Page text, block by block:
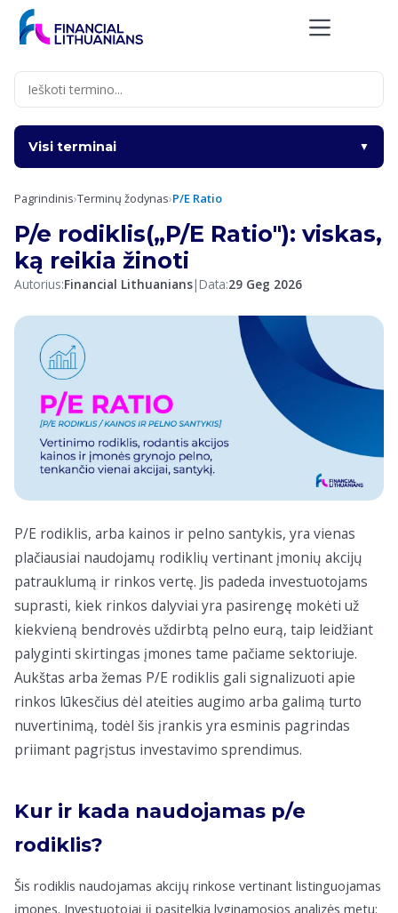
content
Visi terminai ▼
Pagrindinis›Terminų žodynas›P/E Ratio
P/e rodiklis(„P/E Ratio"): viskas,
ką reikia žinoti
Autorius:Financial Lithuanians| Data:29 Geg 2026
P/E rodiklis, arba kainos ir pelno santykis, yra vienas
plačiausiai naudojamų rodiklių vertinant įmonių akcijų
patrauklumą ir rinkos vertę. Jis padeda investuotojams
suprasti, kiek rinkos dalyviai yra pasirengę mokėti už
kiekvieną bendrovės uždirbtą pelno eurą, taip leidžiant
palyginti skirtingas įmones tame pačiame sektoriuje.
Aukštas arba žemas P/E rodiklis gali signalizuoti apie
rinkos lūkesčius dėl ateities augimo arba galimą turto
nuvertinimą, todėl šis įrankis yra esminis pagrindas
priimant pagrįstus investavimo sprendimus.
Kur ir kada naudojamas p/e
rodiklis?
Šis rodiklis naudojamas akcijų rinkose vertinant listinguojamas
įmones. Investuotojai jį pasitelkia lyginamosios analizės metu: